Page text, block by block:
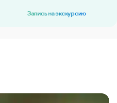
Запись на экскурсию